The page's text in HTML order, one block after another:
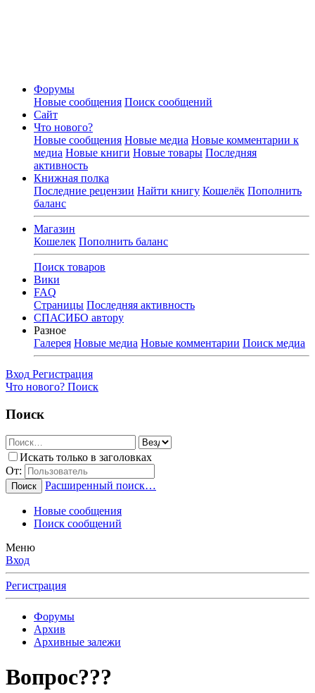
Форумы
Новые сообщения Поиск сообщений
Сайт
Что нового?
Новые сообщения Новые медиа Новые комментарии к
медиа Новые книги Новые товары Последняя
активность
Книжная полка
Последние рецензии Найти книгу Кошелёк Пополнить
баланс
Магазин
Кошелек Пополнить баланс
Поиск товаров
Вики
FAQ
Страницы Последняя активность
СПАСИБО автору
Разное
Галерея Новые медиа Новые комментарии Поиск медиа
Вход Регистрация
Что нового? Поиск
Поиск
Искать только в заголовках
От:
Поиск Расширенный поиск…
Новые сообщения
Поиск сообщений
Меню
Вход
Регистрация
Форумы
Архив
Архивные залежи
Вопрос???